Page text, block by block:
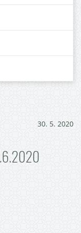
30. 5. 2020